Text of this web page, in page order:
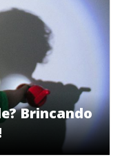
Brincando